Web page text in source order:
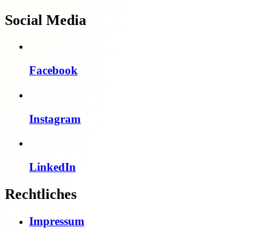
Social Media
Facebook
Instagram
LinkedIn
Rechtliches
Impressum